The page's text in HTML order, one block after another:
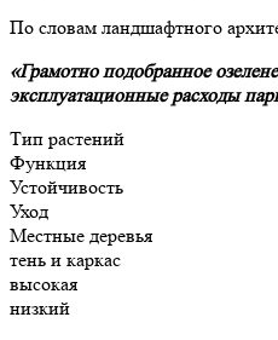
По словам ландшафтного
«Грамотно подобранное
эксплуатационные расходы
Тип растений
Функция
Устойчивость
Уход
Местные деревья
тень и каркас
высокая
низкий